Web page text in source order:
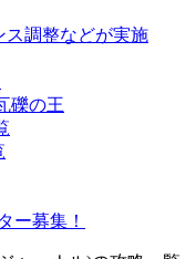
ス調整などが実施
礫の王
ー募集！